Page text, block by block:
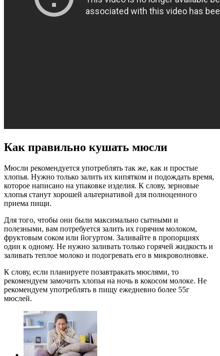
Как правильно кушать мюсли
Мюсли рекомендуется употреблять так же, как и простые
хлопья. Нужно только залить их кипятком и подождать время,
которое написано на упаковке изделия. К слову, зерновые
хлопья станут хорошей альтернативой для полноценного
приема пищи.
Для того, чтобы они были максимально сытными и
полезными, вам потребуется залить их горячим молоком,
фруктовым соком или йогуртом. Заливайте в пропорциях
один к одному. Не нужно заливать только горячей жидкость и
заливать теплое молоко и подогревать его в микроволновке.
К слову, если планируете позавтракать мюслями, то
рекомендуем замочить хлопья на ночь в кокосом молоке. Не
рекомендуем употреблять в пищу ежедневно более 55г
мюслей.